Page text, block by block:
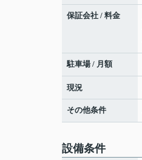
保証会社 / 料金
駐車場 / 月額
現況
その他条件
設備条件